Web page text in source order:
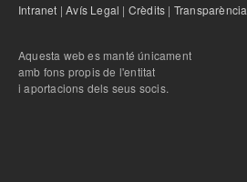
Intranet |Avís Legal | Crèdits | Transparència
Aquesta web es manté únicament
amb fons propis de l'entitat
i aportacions dels seus socis.